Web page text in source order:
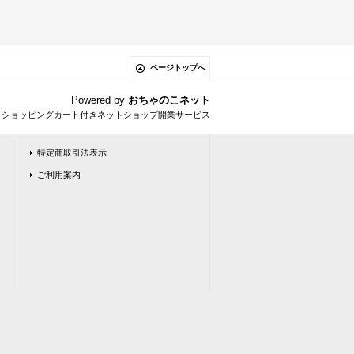
ページトップへ
Powered by おちゃのこネット
ョッピングカート付きネットショップ開業サービス
特定商取引法表示
ご利用案内